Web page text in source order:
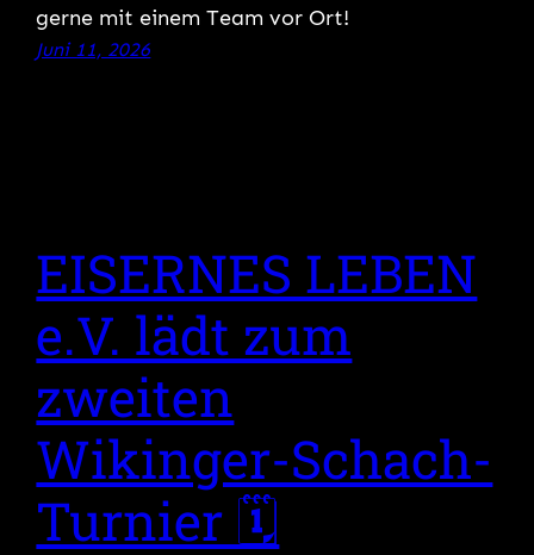
gerne mit einem Team vor Ort!
Juni 11, 2026
EISERNES LEBEN
e.V. lädt zum
zweiten
Wikinger-Schach-
Turnier 🗓